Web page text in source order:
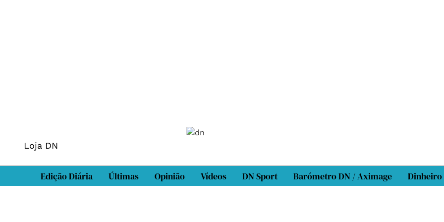
Loja DN
Edição Diária Últimas Opinião Vídeos DN Sport Barómetro DN / Aximage Dinheiro